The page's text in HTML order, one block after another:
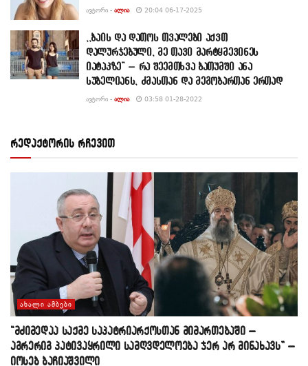
ᲐᲕᲢᲝᲠᲘ - ᲐᲚᲘᲐ 20:04 06-17-2025
,,ბაის და დათოს თვალები აქვთ
დალურჯებული, მე თავი მარტყმევინეს
იატაკზე” – რა შეემთხვა ბათუმში ანა
სუბელიანს, ძმასთან და მეგობართან ერთად
ᲐᲕᲢᲝᲠᲘ - ᲐᲚᲘᲐ 03:58 01-28-2022
რედაქტორის რჩევით
ᲐᲮᲐᲚᲘ ᲐᲛᲑᲔᲑᲘ
“მძიმედაა საქმე საპატრიარქოსთან მიმართებაში –
აგრერიგ პატივაყრილი სამღვდელოება ჯერ არ მინახავს” –
იოსებ ბაჩიაშვილი